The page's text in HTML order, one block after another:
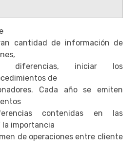
cantidad de información de
diferencias, iniciar los
de
Cada año se emiten
contenidas en las
la importancia
de operaciones entre cliente